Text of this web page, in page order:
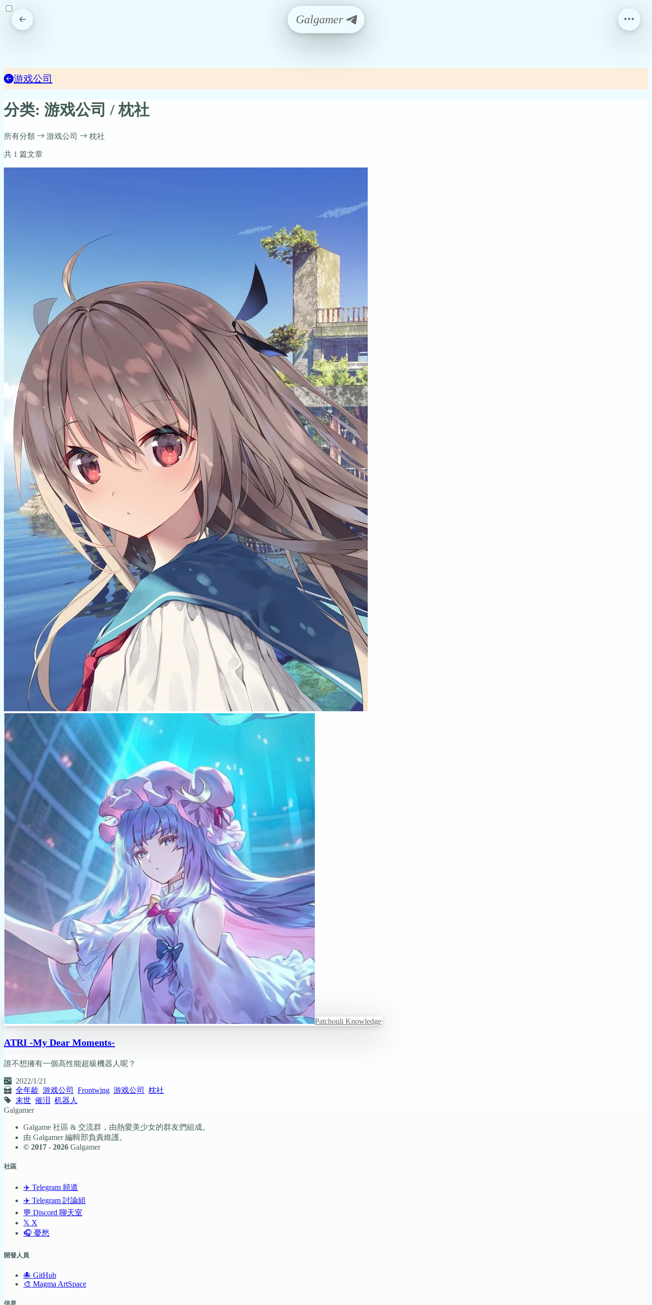
Galgamer
游戏公司
分类: 游戏公司 / 枕社
所有分類 游戏公司 枕社
共 1 篇文章
Patchouli Knowledge
ATRI -My Dear Moments-
誰不想擁有一個高性能超級機器人呢？
2022/1/21
全年龄 游戏公司 Frontwing 游戏公司
枕社
末世 催泪 机器人
Galgamer
Galgame 社區 & 交流群，由熱愛美少女的群友們組成。
由 Galgamer 編輯部負責維護。
© 2017 - 2026 Galgamer
社區
✈️ Telegram 頻道
✈️ Telegram 討論組
💬 Discord 聊天室
𝕏 X
🎧 憂愁
開發人員
🐙 GitHub
🎨 Magma ArtSpace
信息